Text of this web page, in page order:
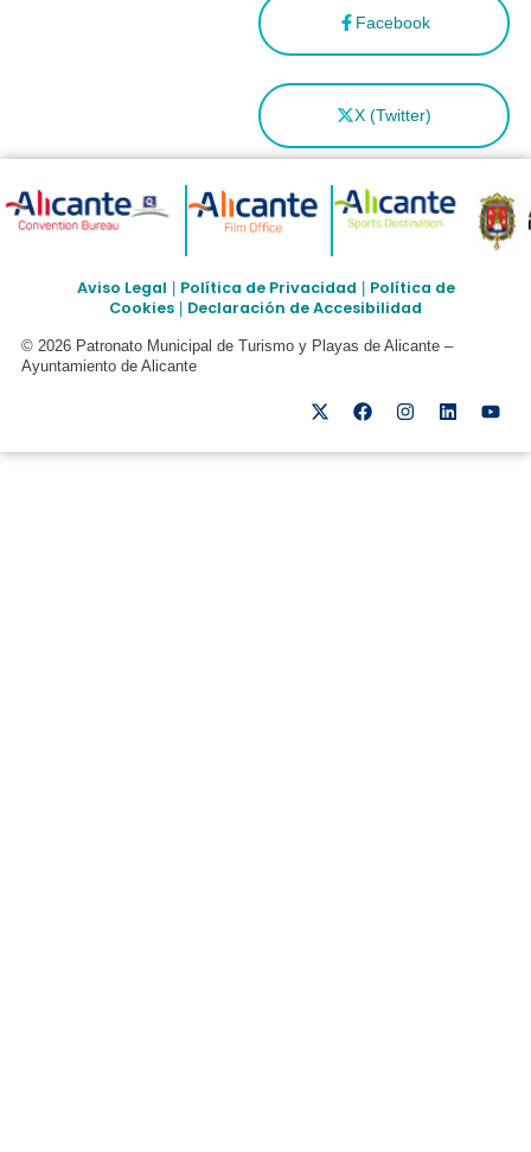
Facebook
X (Twitter)
Aviso Legal Política de Privacidad
Política de
Cookies
Declaración de Accesibilidad
© 2026 Patronato Municipal de Turismo y Playas de Alicante –
Ayuntamiento de Alicante